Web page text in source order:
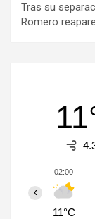
Tras su
Romero
02:00
11°C
‹